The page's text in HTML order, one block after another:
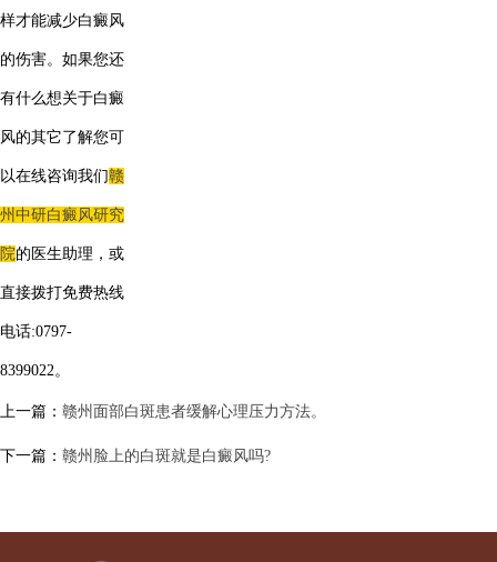
样才能减少白癜风
的伤害。如果您还
有什么想关于白癜
风的其它了解您可
以在线咨询我们赣
州中研白癜风研究
院的医生助理，或
直接拨打免费热线
电话:0797-
8399022。
上一篇： 赣州面部白斑患者缓解心理压力方法。
下一篇： 赣州脸上的白斑就是白癜风吗?